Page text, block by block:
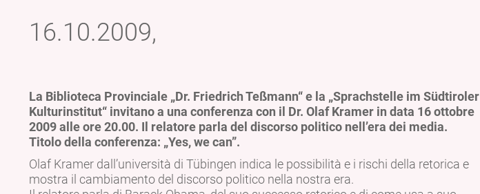
16.10.2009,
La Biblioteca Provinciale „Dr. Friedrich Teßmann“ e la „Sprachstelle im Südtiroler
Kulturinstitut“ invitano a una conferenza con il Dr. Olaf Kramer in data 16 ottobre
2009 alle ore 20.00. Il relatore parla del discorso politico nell’era dei media.
Titolo della conferenza: „Yes, we can”.
Olaf Kramer dall’università di Tübingen indica le possibilità e i rischi della retorica e
mostra il cambiamento del discorso politico nella nostra era.